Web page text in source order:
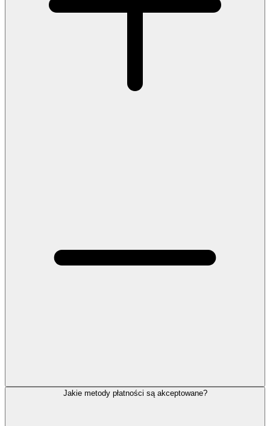
Jakie metody płatności są akceptowane?